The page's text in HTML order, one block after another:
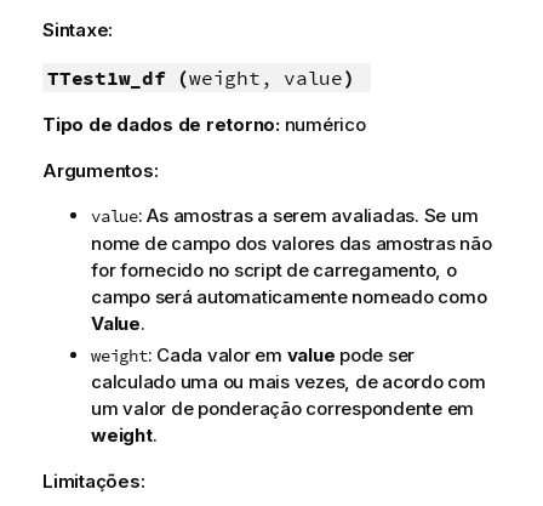
Sintaxe:
TTest1w_df (weight, value)
Tipo de dados de retorno: numérico
Argumentos:
value: As amostras a serem avaliadas. Se um
nome de campo dos valores das amostras não
for fornecido no script de carregamento, o
campo será automaticamente nomeado como
Value.
weight: Cada valor em value pode ser
calculado uma ou mais vezes, de acordo com
um valor de ponderação correspondente em
weight.
Limitações: